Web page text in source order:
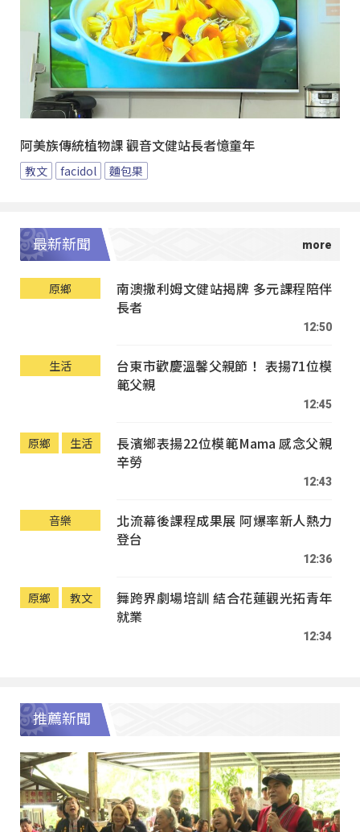
阿美族傳統植物課 觀音文健站長者憶童年
教文 facidol 麵包果
最新新聞
原鄉
南澳撒利姆文健站揭牌 多元課程陪伴
長者
12:50
生活
台東市歡慶溫馨父親節！ 表揚71位模
範父親
12:45
原鄉 生活
長濱鄉表揚22位模範Mama 感念父親
辛勞
12:43
音樂
北流幕後課程成果展 阿爆率新人熱力
登台
12:36
原鄉 教文
舞跨界劇場培訓 結合花蓮觀光拓青年
就業
12:34
推薦新聞